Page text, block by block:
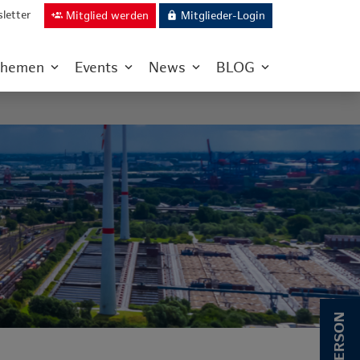
group_add Mitglied werden lock Mitglieder-Login
Events News BLOG